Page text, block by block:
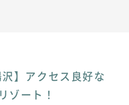
沢】アクセス良好な
ゾート！